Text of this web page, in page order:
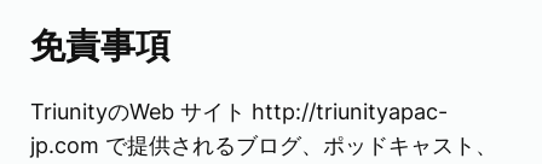
免責事項
TriunityのWeb サイト http://triunityapac-
jp.com で提供されるブログ、ポッドキャスト、